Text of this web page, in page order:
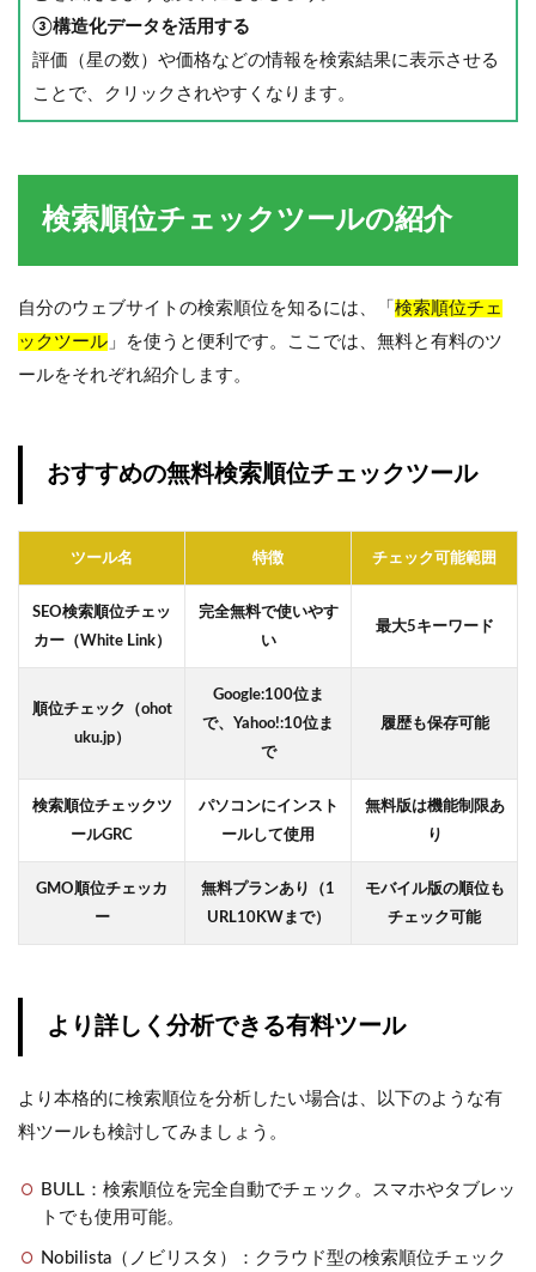
③構造化データを活用する
評価（星の数）や価格などの情報を検索結果に表示させる
ことで、クリックされやすくなります。
検索順位チェックツールの紹介
自分のウェブサイトの検索順位を知るには、「 検索順位チェ
ックツール 」を使うと便利です。ここでは、無料と有料のツ
ールをそれぞれ紹介します。
おすすめの無料検索順位チェックツール
ツール名 特徴 チェック可能範囲
SEO検索順位チェッ
カー（White Link）
完全無料で使いやす
い
最大5キーワード
順位チェック（ohot
uku.jp）
Google:100位ま
で、Yahoo!:10位ま
で
履歴も保存可能
検索順位チェックツ
ールGRC
パソコンにインスト
ールして使用
無料版は機能制限あ
り
GMO順位チェッカ
ー
無料プランあり（1
URL10KWまで）
モバイル版の順位も
チェック可能
より詳しく分析できる有料ツール
より本格的に検索順位を分析したい場合は、以下のような有
料ツールも検討してみましょう。
BULL：検索順位を完全自動でチェック。スマホやタブレッ
トでも使用可能。
Nobilista（ノビリスタ）：クラウド型の検索順位チェック